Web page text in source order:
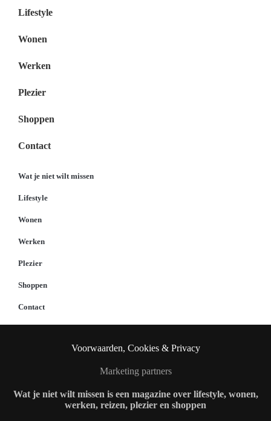
Lifestyle
Wonen
Werken
Plezier
Shoppen
Contact
Wat je niet wilt missen
Lifestyle
Wonen
Werken
Plezier
Shoppen
Contact
Voorwaarden, Cookies & Privacy
Marketing partners
Wat je niet wilt missen is een magazine over lifestyle, wonen,
werken, reizen, plezier en shoppen